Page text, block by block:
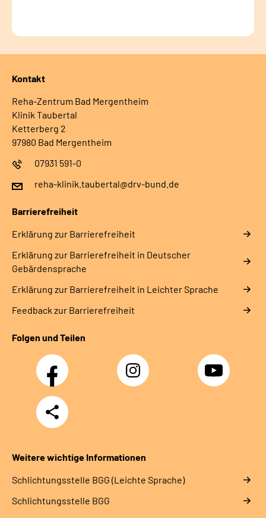
Kontakt
Reha-Zentrum Bad Mergentheim
Klinik Taubertal
Ketterberg 2
97980 Bad Mergentheim
07931 591-0
reha-klinik.taubertal@drv-bund.de
Barrierefreiheit
Erklärung zur Barrierefreiheit
Erklärung zur Barrierefreiheit in Deutscher
Gebärdensprache
Erklärung zur Barrierefreiheit in Leichter Sprache
Feedback zur Barrierefreiheit
Folgen und Teilen
Facebook Instagram YouTube
Teilen
Weitere wichtige Informationen
Schlich­tungs­stel­le BGG (Leichte Sprache)
Schlich­tungs­stel­le BGG